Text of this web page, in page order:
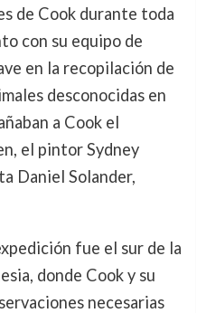
de Cook durante toda
con su equipo de
en la recopilación de
desconocidas en
a Cook el
el pintor Sydney
Daniel Solander,
fue el sur de la
donde Cook y su
necesarias